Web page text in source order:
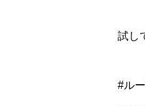
試し
#ル